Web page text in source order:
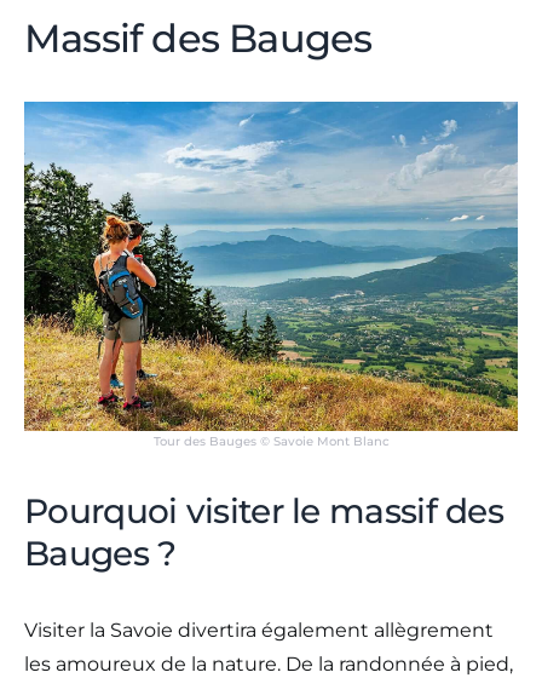
Massif des Bauges
Tour des Bauges © Savoie Mont Blanc
Pourquoi visiter le massif des
Bauges ?
Visiter la Savoie divertira également allègrement
les amoureux de la nature. De la randonnée à pied,